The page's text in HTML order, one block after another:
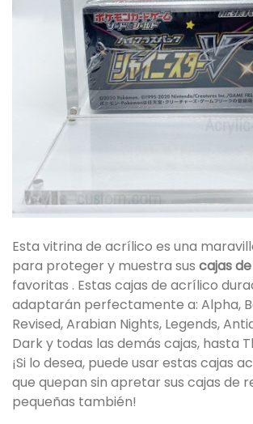
Esta vitrina de acrílico es una
para proteger y muestra sus cajas
favoritas . Estas cajas de acrílico
adaptarán perfectamente a: Alpha,
Revised, Arabian Nights, Legends,
Dark y todas las demás cajas, hasta
¡Si lo desea, puede usar estas cajas
que quepan sin apretar sus cajas de
pequeñas también!